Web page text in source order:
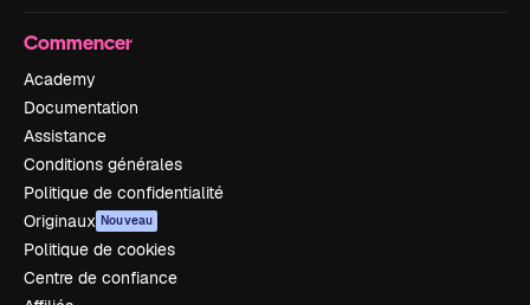
Commencer
Academy
Documentation
Assistance
Conditions générales
Politique de confidentialité
Originaux Nouveau
Politique de cookies
Centre de confiance